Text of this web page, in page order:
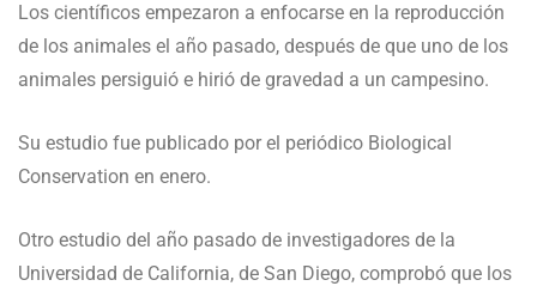
Los científicos empezaron a enfocarse en la reproducción
de los animales el año pasado, después de que uno de los
animales persiguió e hirió de gravedad a un campesino.
Su estudio fue publicado por el periódico Biological
Conservation en enero.
Otro estudio del año pasado de investigadores de la
Universidad de California, de San Diego, comprobó que los